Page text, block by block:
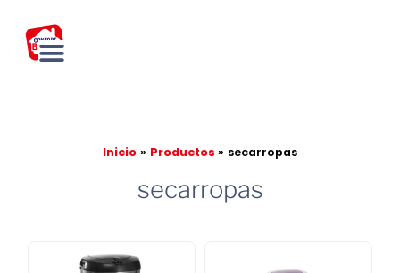
contenido
Inicio Productos secarropas
secarropas